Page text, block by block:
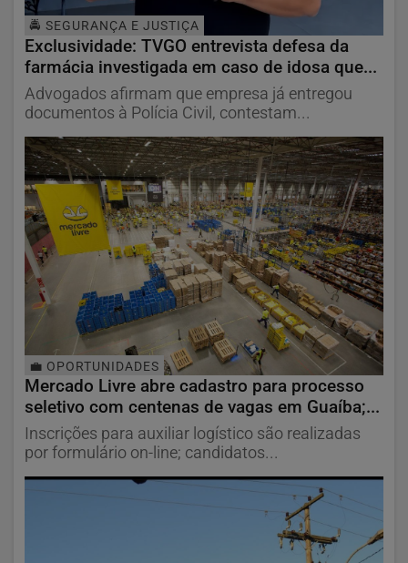
🚔 SEGURANÇA E JUSTIÇA
Exclusividade: TVGO entrevista defesa da
farmácia investigada em caso de idosa que...
Advogados afirmam que empresa já entregou
documentos à Polícia Civil, contestam...
💼 OPORTUNIDADES
Mercado Livre abre cadastro para processo
seletivo com centenas de vagas em Guaíba;...
Inscrições para auxiliar logístico são realizadas
por formulário on-line; candidatos...